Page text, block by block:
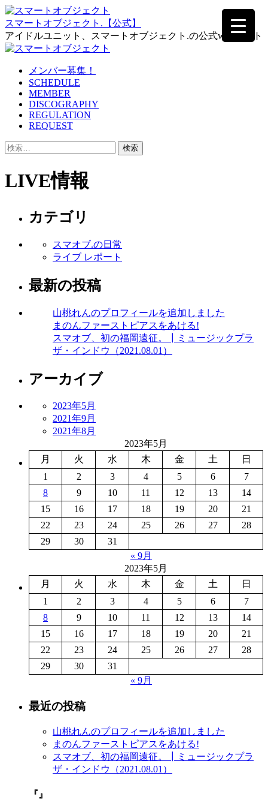
Skip
to
the
content
スマートオブジェクト.【公式】
アイドルユニット、スマートオブジェクト.の公式webサイト
メンバー募集！
SCHEDULE
MEMBER
DISCOGRAPHY
REGULATION
REQUEST
検
LIVE情報
カテゴリ
スマオブ.の日常
ライブ レポート
最新の投稿
山桃れんのプロフィールを追加しました
まのんファーストピアスをあける!
スマオブ、初の福岡遠征。┃ミュージックプラ
ザ・インドウ（2021.08.01）
アーカイブ
2023年5月
2021年9月
2021年8月
2023年5月
月
火 水 木 金 土
日
1
2 3 4 5 6
7
8
9 10 11 12 13
14
15
16 17 18 19 20
21
22
23 24 25 26 27
28
29
30
31
« 9月
2023年5月
月
火 水 木 金 土
日
1
2 3 4 5 6
7
8
9 10 11 12 13
14
15
16 17 18 19 20
21
22
23 24 25 26 27
28
29
30
31
« 9月
最近の投稿
山桃れんのプロフィールを追加しました
まのんファーストピアスをあける!
スマオブ、初の福岡遠征。┃ミュージックプラ
ザ・インドウ（2021.08.01）
『』